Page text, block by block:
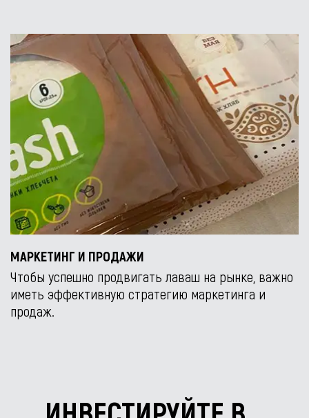
МАРКЕТИНГ И ПРОДАЖИ
Чтобы успешно продвигать лаваш на рынке, важно
иметь эффективную стратегию маркетинга и
продаж.